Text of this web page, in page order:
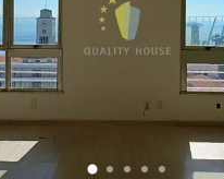
imóvel de forma totalmente
tranquilidade. Na Quality
ou alugar um imóvel
na cidade e com a
direto do seu
Nós criamos soluções